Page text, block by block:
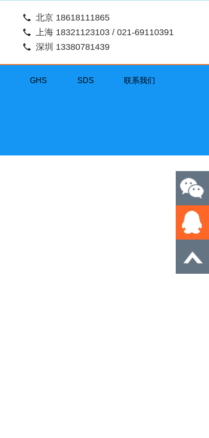
北京 18618111865
上海 18321123103 / 021-69110391
深圳 13380781439
GHS SDS 联系我们